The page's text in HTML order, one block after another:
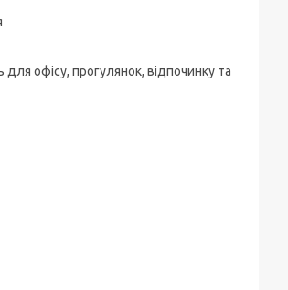
офісу, прогулянок, відпочинку та